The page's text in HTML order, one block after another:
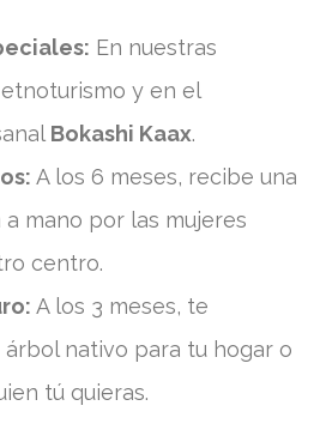
En nuestras
y en el
Bokashi Kaax.
A los 6 meses, recibe una
mano por las mujeres
centro.
A los 3 meses, te
árbol nativo para tu hogar o
tú quieras.